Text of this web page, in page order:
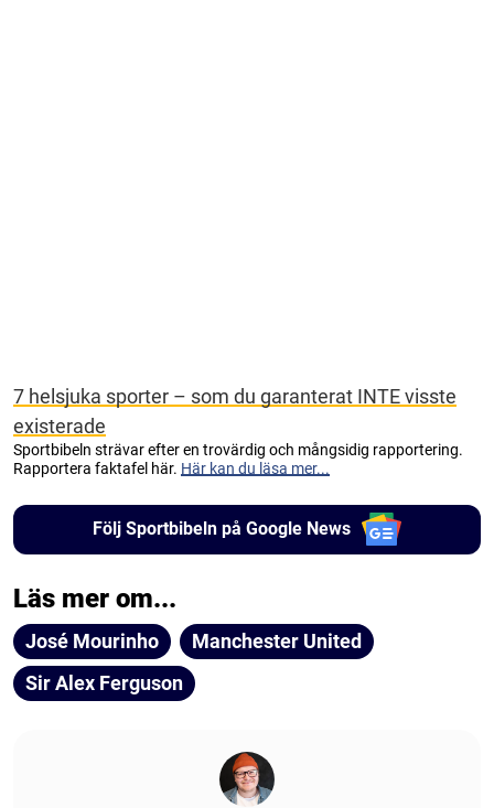
7 helsjuka sporter – som du garanterat INTE visste
existerade
Sportbibeln strävar efter en trovärdig och mångsidig rapportering.
Rapportera faktafel här. Här kan du läsa mer...
Följ Sportbibeln på Google News
Läs mer om...
José Mourinho
Manchester United
Sir Alex Ferguson